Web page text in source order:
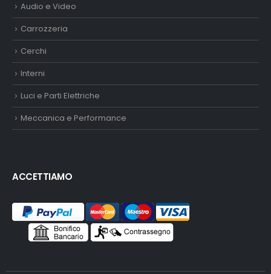
Audio e Video
Carrozzeria
Cerchi
Interni
Luci e Parti Elettriche
Meccanica e Performance
ACCETTIAMO